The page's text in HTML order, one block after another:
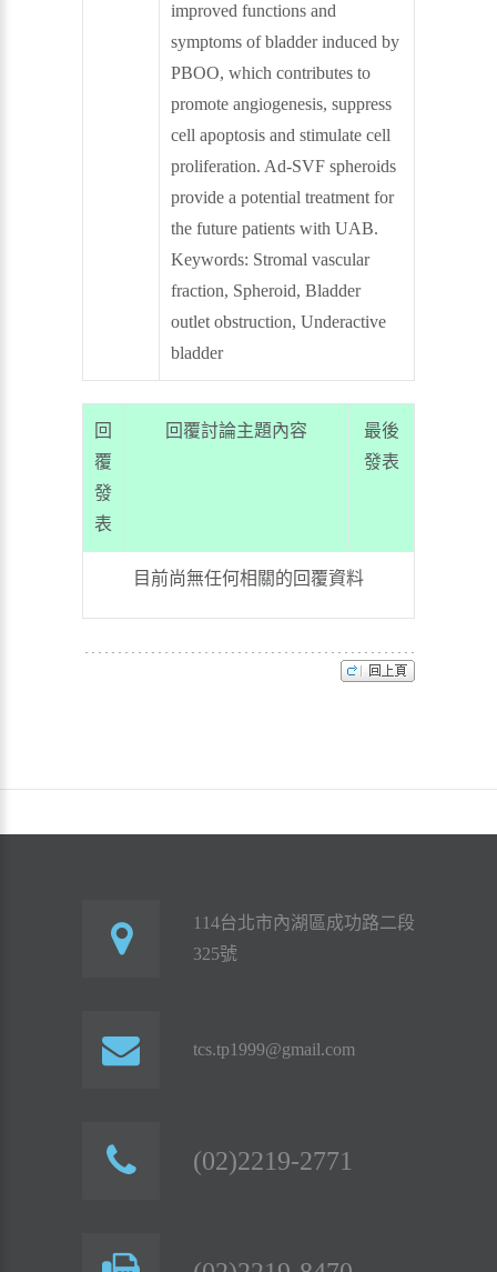
improved functions and
symptoms of bladder induced by
PBOO, which contributes to
promote angiogenesis, suppress
cell apoptosis and stimulate cell
proliferation. Ad-SVF spheroids
provide a potential treatment for
the future patients with UAB.
Keywords: Stromal vascular
fraction, Spheroid, Bladder
outlet obstruction, Underactive
bladder
回
覆
發
表
回覆討論主題內容
最後
發表
目前尚無任何相關的回覆資料
114台北市內湖區成功路二段
325號
tcs.tp1999@gmail.com
(02)2219-2771